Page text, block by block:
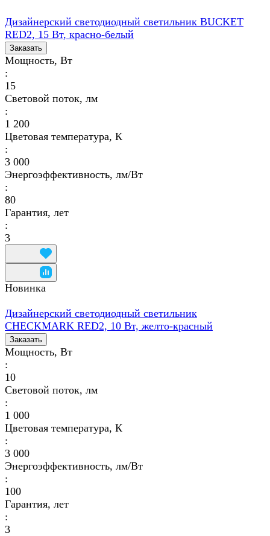
Дизайнерский светодиодный светильник BUCKET
RED2, 15 Вт, красно-белый
Заказать
Мощность, Вт
:
15
Световой поток, лм
:
1 200
Цветовая температура, К
:
3 000
Энергоэффективность, лм/Вт
:
80
Гарантия, лет
:
3
Новинка
Дизайнерский светодиодный светильник
CHECKMARK RED2, 10 Вт, желто-красный
Заказать
Мощность, Вт
:
10
Световой поток, лм
:
1 000
Цветовая температура, К
:
3 000
Энергоэффективность, лм/Вт
:
100
Гарантия, лет
:
3